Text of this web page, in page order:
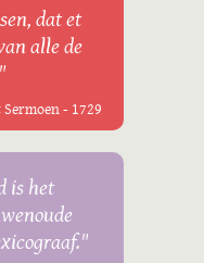
dat et
alle de
- 1729
is het